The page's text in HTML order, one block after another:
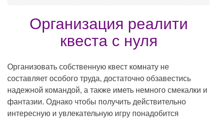
Организация реалити
квеста с нуля
Организовать собственную квест комнату не
составляет особого труда, достаточно обзавестись
надежной командой, а также иметь немного смекалки и
фантазии. Однако чтобы получить действительно
интересную и увлекательную игру понадобится